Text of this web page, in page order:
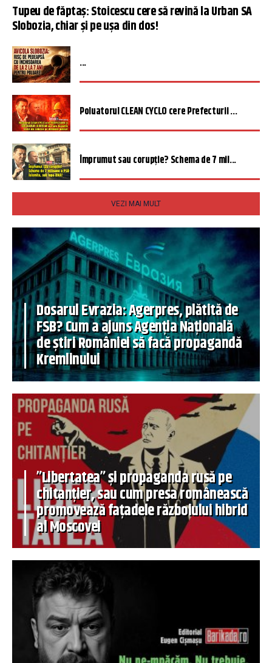
Tupeu de făptaș: Stoicescu cere să revină la Urban SA
Slobozia, chiar și pe ușa din dos!
...
Poluatorul CLEAN CYCLO cere Prefecturii ...
Împrumut sau corupție? Schema de 7 mil...
VEZI MAI MULT
Dosarul Evrazia: Agerpres, plătită de
FSB? Cum a ajuns Agenția Națională
de știri României să facă propagandă
Kremlinului
”Libertatea” și propaganda rusă pe
chitanțier, sau cum presa românească
promovează fațadele războiului hibrid
al Moscovei